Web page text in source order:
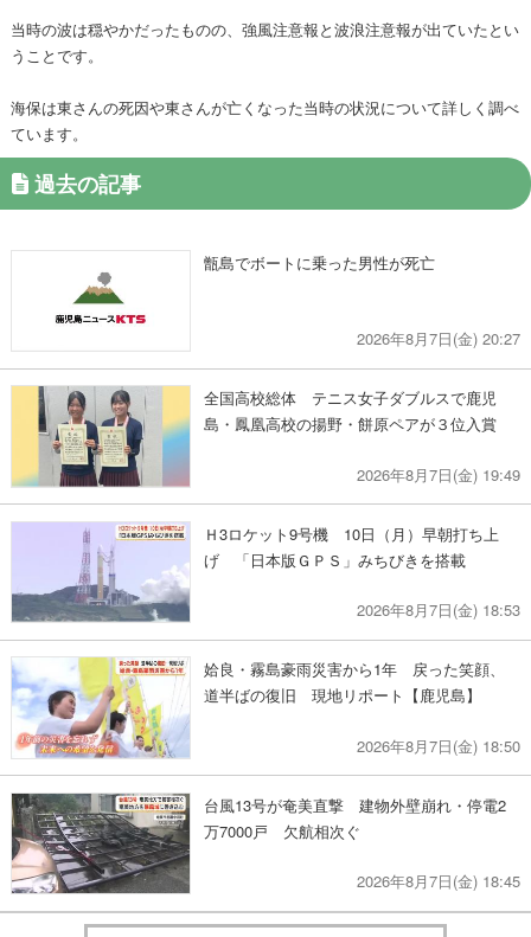
当時の波は穏やかだったものの、強風注意報と波浪注意報が出ていたとい
うことです。
海保は東さんの死因や東さんが亡くなった当時の状況について詳しく調べ
ています。
過去の記事
甑島でボートに乗った男性が死亡
2026年8月7日(金) 20:27
全国高校総体 テニス女子ダブルスで鹿児
島・鳳凰高校の揚野・餅原ペアが３位入賞
2026年8月7日(金) 19:49
Ｈ3ロケット9号機 10日（月）早朝打ち上
げ 「日本版ＧＰＳ」みちびきを搭載
2026年8月7日(金) 18:53
姶良・霧島豪雨災害から1年 戻った笑顔、
道半ばの復旧 現地リポート【鹿児島】
2026年8月7日(金) 18:50
台風13号が奄美直撃 建物外壁崩れ・停電2
万7000戸 欠航相次ぐ
2026年8月7日(金) 18:45